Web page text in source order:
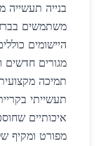
בנייה תעשייה
היישומים
מגורים חדשים
תמיכה
תעשייתי
איכותיים